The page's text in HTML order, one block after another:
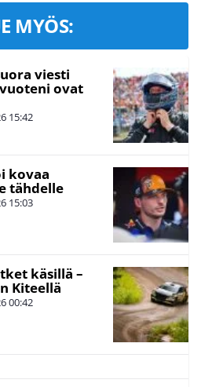
MYÖS:
viesti
ovat
15:42
kovaa
tähdelle
15:03
käsillä –
Kiteellä
00:42